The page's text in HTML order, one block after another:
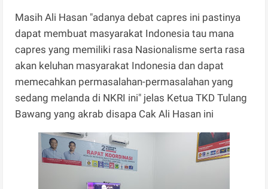
Masih Ali Hasan "adanya debat capres ini pastinya
dapat membuat masyarakat Indonesia tau mana
capres yang memiliki rasa Nasionalisme serta rasa
akan keluhan masyarakat Indonesia dan dapat
memecahkan permasalahan-permasalahan yang
sedang melanda di NKRI ini" jelas Ketua TKD Tulang
Bawang yang akrab disapa Cak Ali Hasan ini